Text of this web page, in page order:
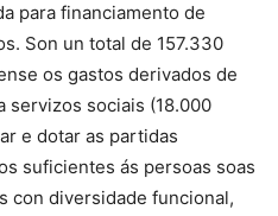
para financiamento de
Son un total de 157.330
os gastos derivados de
servizos sociais (18.000
e dotar as partidas
suficientes ás persoas soas
con diversidade funcional,